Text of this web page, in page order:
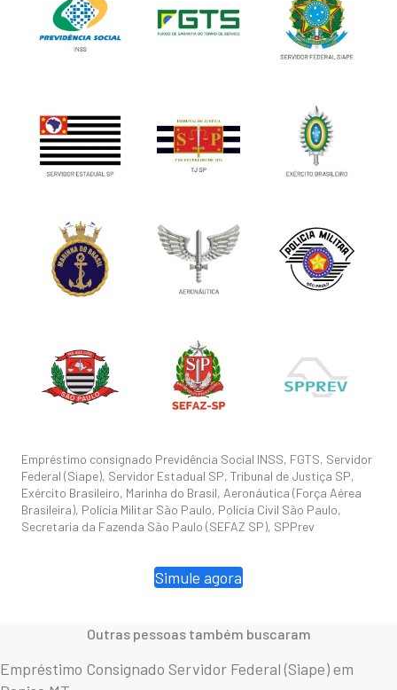
Empréstimo consignado Previdência Social INSS, FGTS, Servidor
Federal (Siape), Servidor Estadual SP, Tribunal de Justiça SP,
Exército Brasileiro, Marinha do Brasil, Aeronáutica (Força Aérea
Brasileira), Polícia Militar São Paulo, Polícia Civil São Paulo,
Secretaria da Fazenda São Paulo (SEFAZ SP), SPPrev
Simule agora
Outras pessoas também buscaram
Empréstimo Consignado Servidor Federal (Siape) em